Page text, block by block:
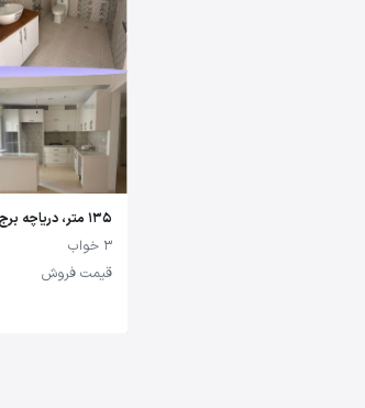
135 متر، دریاچه برج پارلمان
3 خواب
قیمت فروش